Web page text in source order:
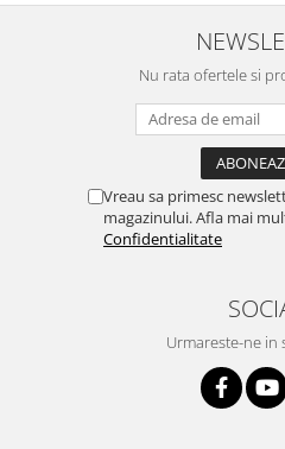
Nu rata ofertele si
Vreau sa primesc
magazinului. Afla mai
Confidentialitate
Urmareste-ne in